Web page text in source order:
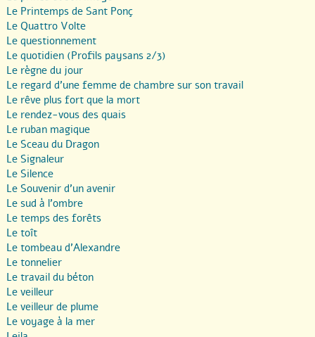
Le Printemps de Sant Ponç
Le Quattro Volte
Le questionnement
Le quotidien (Profils paysans 2/3)
Le règne du jour
Le regard d’une femme de chambre sur son travail
Le rêve plus fort que la mort
Le rendez-vous des quais
Le ruban magique
Le Sceau du Dragon
Le Signaleur
Le Silence
Le Souvenir d’un avenir
Le sud à l’ombre
Le temps des forêts
Le toît
Le tombeau d’Alexandre
Le tonnelier
Le travail du béton
Le veilleur
Le veilleur de plume
Le voyage à la mer